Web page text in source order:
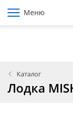
Меню
Каталог
Лодка